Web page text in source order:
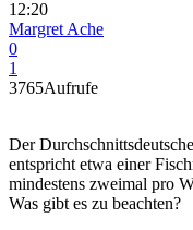
12:20
Margret Ache
0
1
3765Aufrufe
Der
entspricht etwa einer
mindestens zweimal pro
Was gibt es zu beachten?